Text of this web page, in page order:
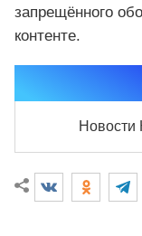
запрещённого
контенте.
Новости